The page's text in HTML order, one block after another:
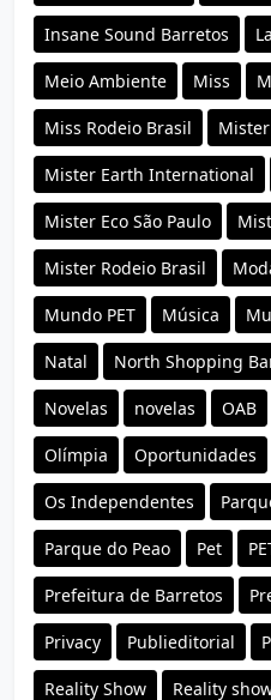
Insane Sound Barretos
Meio Ambiente Miss
Miss Rodeio Brasil Mister
Mister Earth International
Mister Eco São Paulo
Mister Rodeio Brasil
Mundo PET Música
Natal North Shopping
Novelas novelas OAB
Olímpia Oportunidades
Os Independentes
Parque do Peao Pet
Prefeitura de Barretos
Privacy Publieditorial
Reality Show Reality